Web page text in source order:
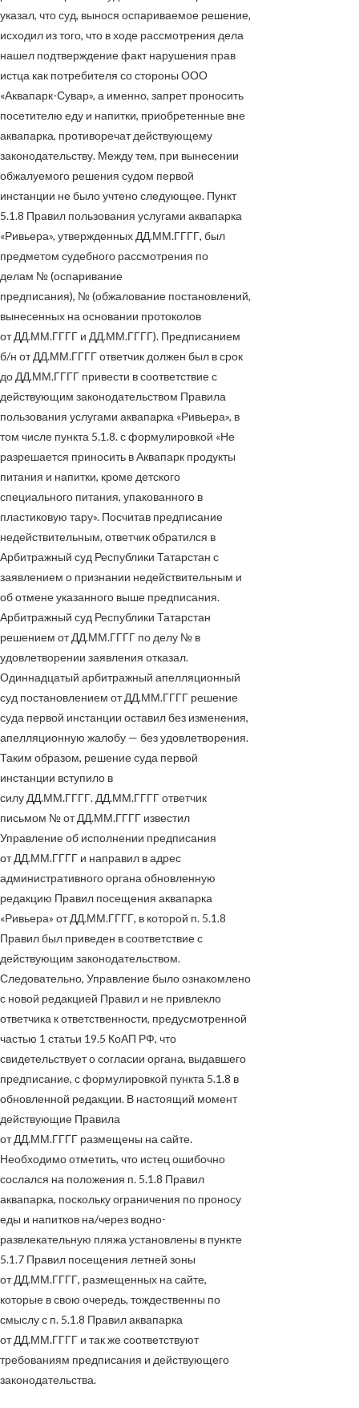
указал, что суд, вынося оспариваемое решение,
исходил из того, что в ходе рассмотрения дела
нашел подтверждение факт нарушения прав
истца как потребителя со стороны ООО
«Аквапарк-Сувар», а именно, запрет проносить
посетителю еду и напитки, приобретенные вне
аквапарка, противоречат действующему
законодательству. Между тем, при вынесении
обжалуемого решения судом первой
инстанции не было учтено следующее. Пункт
5.1.8 Правил пользования услугами аквапарка
«Ривьера», утвержденных ДД.ММ.ГГГГ, был
предметом судебного рассмотрения по
делам №(оспаривание
предписания), №(обжалование постановлений,
вынесенных на основании протоколов
отДД.ММ.ГГГГ и ДД.ММ.ГГГГ). Предписанием
б/н отДД.ММ.ГГГГответчик должен был в срок
до ДД.ММ.ГГГГ привести в соответствие с
действующим законодательством Правила
пользования услугами аквапарка «Ривьера», в
том числе пункта 5.1.8. с формулировкой «Не
разрешается приносить в Аквапарк продукты
питания и напитки, кроме детского
специального питания, упакованного в
пластиковую тару». Посчитав предписание
недействительным, ответчик обратился в
Арбитражный суд Республики Татарстан с
заявлением о признании недействительным и
об отмене указанного выше предписания.
Арбитражный суд Республики Татарстан
решением отДД.ММ.ГГГГ по делу № в
удовлетворении заявления отказал.
Одиннадцатый арбитражный апелляционный
суд постановлением отДД.ММ.ГГГГ решение
суда первой инстанции оставил без изменения,
апелляционную жалобу — без удовлетворения.
Таким образом, решение суда первой
инстанции вступило в
силу ДД.ММ.ГГГГ. ДД.ММ.ГГГГответчик
письмом №отДД.ММ.ГГГГ известил
Управление об исполнении предписания
отДД.ММ.ГГГГ и направил в адрес
административного органа обновленную
редакцию Правил посещения аквапарка
«Ривьера» отДД.ММ.ГГГГ, в которой п. 5.1.8
Правил был приведен в соответствие с
действующим законодательством.
Следовательно, Управление было ознакомлено
с новой редакцией Правил и не привлекло
ответчика к ответственности, предусмотренной
частью 1 статьи 19.5 КоАП РФ, что
свидетельствует о согласии органа, выдавшего
предписание, с формулировкой пункта 5.1.8 в
обновленной редакции. В настоящий момент
действующие Правила
отДД.ММ.ГГГГ размещены на сайте.
Необходимо отметить, что истец ошибочно
сослался на положения п. 5.1.8 Правил
аквапарка, поскольку ограничения по проносу
еды и напитков на/через водно-
развлекательную пляжа установлены в пункте
5.1.7 Правил посещения летней зоны
отДД.ММ.ГГГГ, размещенных на сайте,
которые в свою очередь, тождественны по
смыслу с п. 5.1.8 Правил аквапарка
отДД.ММ.ГГГГ и так же соответствуют
требованиям предписания и действующего
законодательства.